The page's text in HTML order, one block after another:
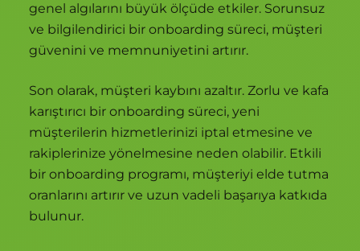
genel algılarını büyük ölçüde etkiler. Sorunsuz
ve bilgilendirici bir onboarding süreci, müşteri
güvenini ve memnuniyetini artırır.
Son olarak, müşteri kaybını azaltır. Zorlu ve kafa
karıştırıcı bir onboarding süreci, yeni
müşterilerin hizmetlerinizi iptal etmesine ve
rakiplerinize yönelmesine neden olabilir. Etkili
bir onboarding programı, müşteriyi elde tutma
oranlarını artırır ve uzun vadeli başarıya katkıda
bulunur.